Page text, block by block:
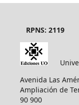
RPNS: 2119
Avenida Las
Ampliación de
90 900